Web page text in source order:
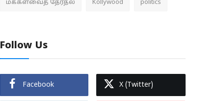
மக்களவைத் தேர்தல் Kollywood politics
Follow Us
Facebook X (Twitter)